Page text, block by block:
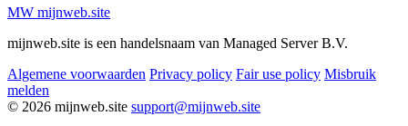
MW mijnweb.site
mijnweb.site is een handelsnaam van Managed Server B.V.
Algemene voorwaarden Privacy policy Fair use policy Misbruik
melden
© 2026 mijnweb.site support@mijnweb.site